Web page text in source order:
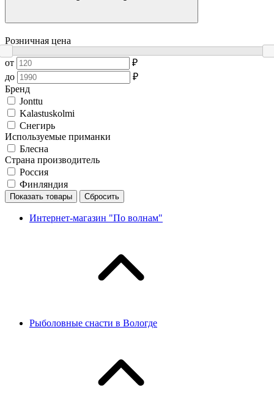
Розничная цена
от
₽
до
₽
Бренд
Jonttu
Kalastuskolmi
Снегирь
Используемые приманки
Блесна
Страна производитель
Россия
Финляндия
Показать товары Сбросить
Интернет-магазин "По волнам"
Рыболовные снасти в Вологде